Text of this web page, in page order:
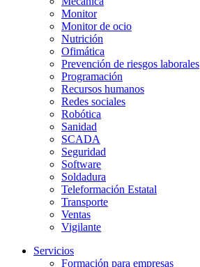
Monitor
Monitor de ocio
Nutrición
Ofimática
Prevención de riesgos laborales
Programación
Recursos humanos
Redes sociales
Robótica
Sanidad
SCADA
Seguridad
Software
Soldadura
Teleformación Estatal
Transporte
Ventas
Vigilante
Servicios
Formación para empresas